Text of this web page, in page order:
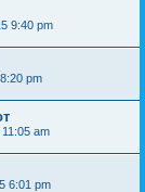
9:40 pm
pm
am
6:01 pm